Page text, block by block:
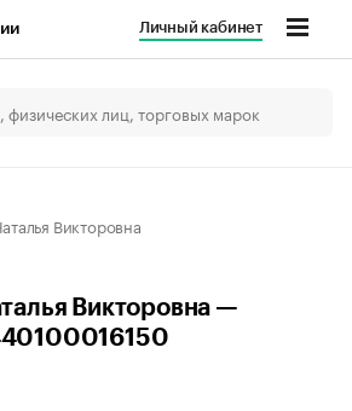
Личный кабинет
Викторовна
Викторовна —